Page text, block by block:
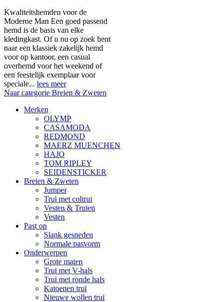
Kwaliteitshemden voor de
Moderne Man Een goed passend
hemd is de basis van elke
kledingkast. Of u nu op zoek bent
naar een klassiek zakelijk hemd
voor op kantoor, een casual
overhemd voor het weekend of
een feestelijk exemplaar voor
speciale... lees meer
Naar categorie Breien & Zweten
Merken
OLYMP
CASAMODA
REDMOND
MAERZ MUENCHEN
HAJO
TOM RIPLEY
SEIDENSTICKER
Breien & Zweten
Jumper
Trui met coltrui
Vesten & Truien
Vesten
Past op
Slank gesneden
Normale pasvorm
Onderwerpen
Grote maten
Trui met V-hals
Trui met ronde hals
Katoenen trui
Nieuwe wollen trui